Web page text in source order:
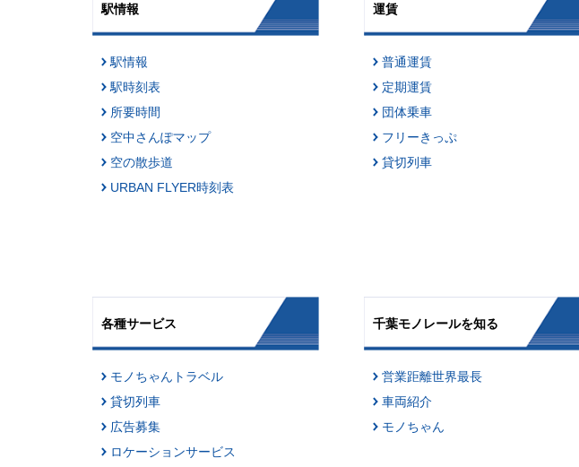
駅情報
駅情報
駅時刻表
所要時間
空中さんぽマップ
空の散歩道
URBAN FLYER時刻表
運賃
普通運賃
定期運賃
団体乗車
フリーきっぷ
貸切列車
各種サービス
モノちゃんトラベル
貸切列車
広告募集
ロケーションサービス
千葉モノレールを知る
営業距離世界最長
車両紹介
モノちゃん